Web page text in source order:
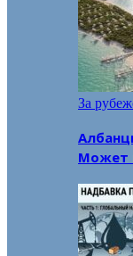
За
Может